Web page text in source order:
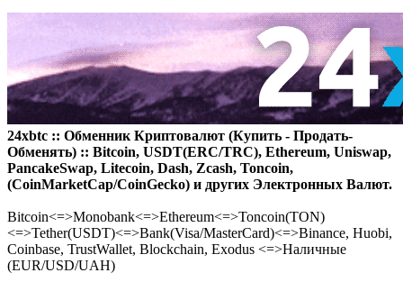
24xbtc :: Обменник Криптовалют (Купить - Продать-
Обменять) :: Bitcoin, USDT(ERC/TRC), Ethereum, Uniswap,
PancakeSwap, Litecoin, Dash, Zcash, Toncoin,
(CoinMarketCap/CoinGecko) и других Электронных Валют.
Bitcoin<=>Monobank<=>Ethereum<=>Toncoin(TON)
<=>Tether(USDT)<=>Bank(Visa/MasterCard)<=>Binance, Huobi,
Coinbase, TrustWallet, Blockchain, Exodus <=>Наличные
(EUR/USD/UAH)